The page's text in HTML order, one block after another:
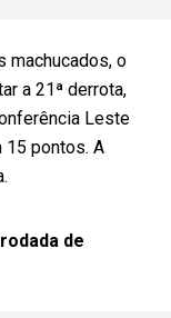
machucados, o
a 21ª derrota,
Leste
15 pontos. A
de